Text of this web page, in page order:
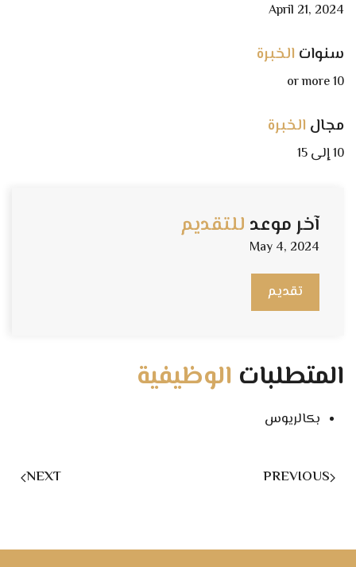
April 21, 2024
سنوات الخبرة
10 or more
مجال الخبرة
10 إلى 15
آخر موعد للتقديم
May 4, 2024
تقديم
المتطلبات الوظيفية
بكالريوس
PREVIOUS
NEXT